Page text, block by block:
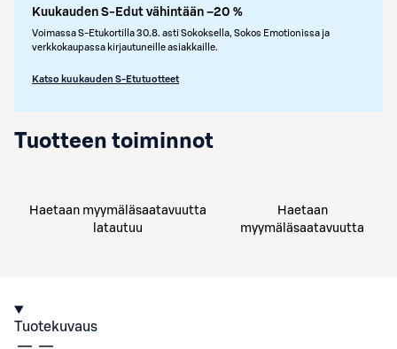
Kuukauden S-Edut vähintään –20 %
Voimassa S-Etukortilla 30.8. asti Sokoksella, Sokos Emotionissa ja
verkkokaupassa kirjautuneille asiakkaille.
Katso kuukauden S-Etutuotteet
Tuotteen toiminnot
Haetaan myymäläsaatavuutta
latautuu
Haetaan
myymäläsaatavuutta
Tuotekuvaus